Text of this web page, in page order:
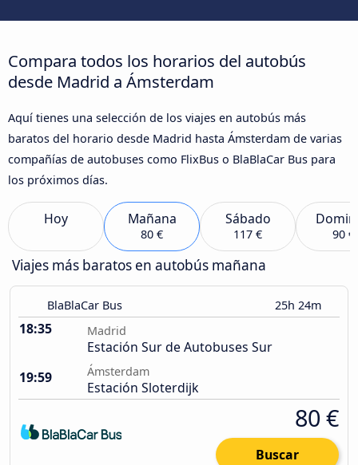
Compara todos los horarios del autobús
desde Madrid a Ámsterdam
Aquí tienes una selección de los viajes en autobús más
baratos del horario desde Madrid hasta Ámsterdam de varias
compañías de autobuses como FlixBus o BlaBlaCar Bus para
los próximos días.
Hoy Mañana
80 €
Sábado
117 € 90 €
Viajes más baratos en autobús mañana
BlaBlaCar Bus 25h 24m
18:35 Madrid
Estación Sur de Autobuses Sur
19:59
Ámsterdam
Estación Sloterdijk
80 €
Buscar